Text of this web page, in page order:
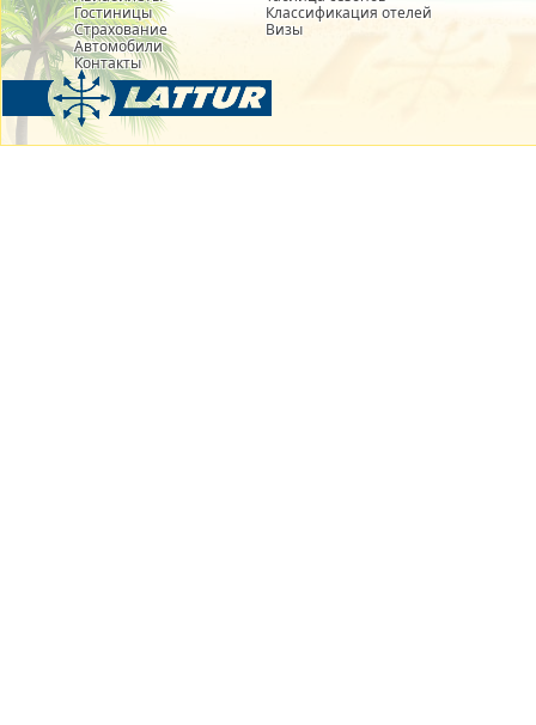
Гостиницы
Страхование
Автомобили
Контакты
Классификация отелей
Визы